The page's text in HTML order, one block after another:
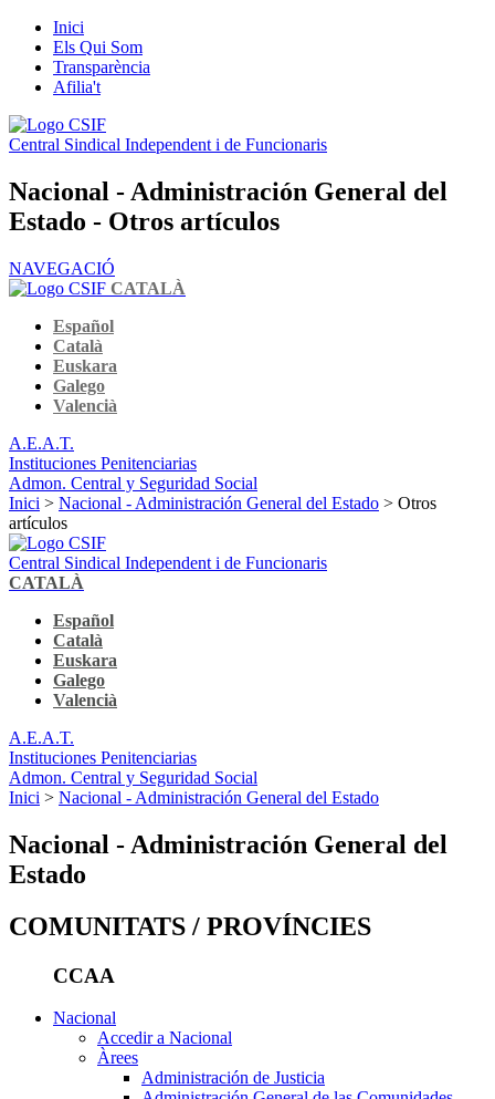
Inici
Els Qui Som
Transparència
Afilia't
Central Sindical Independent i de Funcionaris
Nacional - Administración General del
Estado - Otros artículos
NAVEGACIÓ
CATALÀ
Español
Català
Euskara
Galego
Valencià
A.E.A.T.
Instituciones Penitenciarias
Admon. Central y Seguridad Social
Inici > Nacional - Administración General del Estado > Otros
artículos
Central Sindical Independent i de Funcionaris
CATALÀ
Español
Català
Euskara
Galego
Valencià
A.E.A.T.
Instituciones Penitenciarias
Admon. Central y Seguridad Social
Inici > Nacional - Administración General del Estado
Nacional - Administración General del
Estado
COMUNITATS / PROVÍNCIES
CCAA
Nacional
Accedir a Nacional
Àrees
Administración de Justicia